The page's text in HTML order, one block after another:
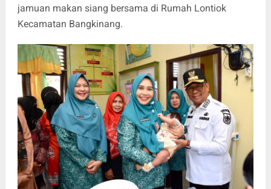
jamuan makan siang bersama di Rumah Lontiok
Kecamatan Bangkinang.